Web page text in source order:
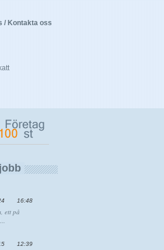
/ Kontakta oss
16:48
ett på
12:39